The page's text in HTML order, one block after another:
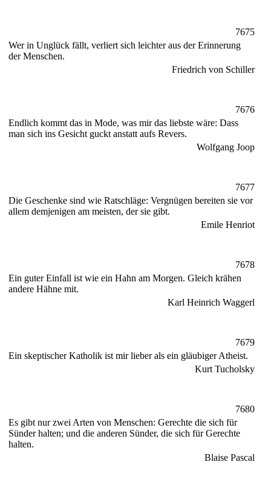
7675
Wer in Unglück fällt, verliert sich leichter aus der Erinnerung
der Menschen.
Friedrich von Schiller
7676
Endlich kommt das in Mode, was mir das liebste wäre: Dass
man sich ins Gesicht guckt anstatt aufs Revers.
Wolfgang Joop
7677
Die Geschenke sind wie Ratschläge: Vergnügen bereiten sie vor
allem demjenigen am meisten, der sie gibt.
Emile Henriot
7678
Ein guter Einfall ist wie ein Hahn am Morgen. Gleich krähen
andere Hähne mit.
Karl Heinrich Waggerl
7679
Ein skeptischer Katholik ist mir lieber als ein gläubiger Atheist.
Kurt Tucholsky
7680
Es gibt nur zwei Arten von Menschen: Gerechte die sich für
Sünder halten; und die anderen Sünder, die sich für Gerechte
halten.
Blaise Pascal